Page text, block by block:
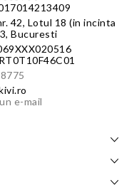
42, Lotul 18 (in incinta
Bucuresti
e-mail